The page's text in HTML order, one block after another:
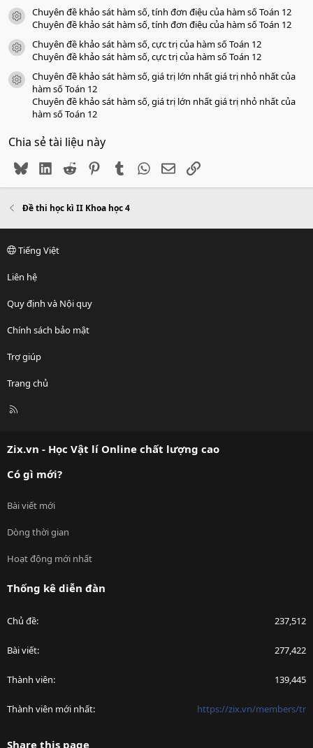
icon tài liệu
Chuyên đề khảo sát hàm số, tính đơn điệu của hàm số Toán 12
Chuyên đề khảo sát hàm số, tính đơn điệu của hàm số Toán 12
icon tài liệu
Chuyên đề khảo sát hàm số, cực trị của hàm số Toán 12
Chuyên đề khảo sát hàm số, cực trị của hàm số Toán 12
icon tài liệu
Chuyên đề khảo sát hàm số, giá trị lớn nhất giá trị nhỏ nhất của
hàm số Toán 12
Chuyên đề khảo sát hàm số, giá trị lớn nhất giá trị nhỏ nhất của
hàm số Toán 12
Chia sẻ tài liệu này
BlueskyLinkedIn
Reddit PinterestTumblr WhatsApp
EmailLink
Đề thi học kì II Khoa học 4
Tiếng Việt
Liên hệ
Quy định và Nội quy
Chính sách bảo mật
Trợ giúp
Trang chủ
R
Zix.vn - Học Vật lí Online chất lượng cao
Có gì mới?
Bài viết mới
Dòng thời gian
Hoạt động mới nhất
Thống kê diễn đàn
Chủ đề 237,512
Bài viết 277,422
Thành viên 139,445
Thành viên mới nhất https://zix.vn/members/tr
Share this page